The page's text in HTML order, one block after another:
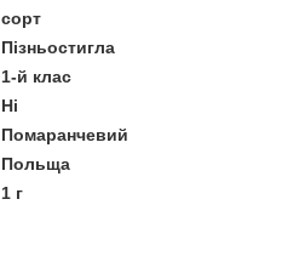
сорт
Пізньостигла
1-й клас
Ні
Помаранчевий
Польща
1 г